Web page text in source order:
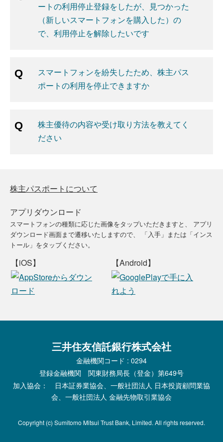
ートの利用停止登録をしたが、見つかった
（新しいスマートフォンを購入した）の
で、利用停止を解除したいです
スマートフォンを紛失したため、株主パス
ポートの利用を停止できますか
株主優待の内容や受け取り方法を教えてく
ださい
株主パスポートについて
アプリダウンロード
スマートフォンの種類に応じた画像をタップいただきますと、
アプリ
ダウンロード画面まで遷移いたしますので、
「入手」または「インス
トール」をタップください。
【iOS】 【Android】
三井住友信託銀行株式会社
金融機関コード : 0294
登録金融機関 関東財務局長（登金）第649号
加入協会： 日本証券業協会、一般社団法人 日本投資顧問業協
会、一般社団法人 金融先物取引業協会
Copyright (c) Sumitomo Mitsui Trust Bank, Limited. All rights reserved.